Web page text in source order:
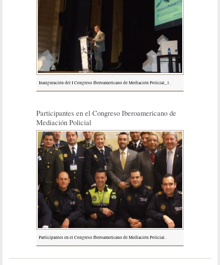
Inauguración del I Congreso Iberoamericano de Mediación Policial_1.
Participantes en el Congreso Iberoamericano de
Mediación Policial
Participantes en el Congreso Iberoamericano de Mediación Policial.